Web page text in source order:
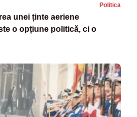
Politica
unei ținte aeriene
o opțiune politică, ci o